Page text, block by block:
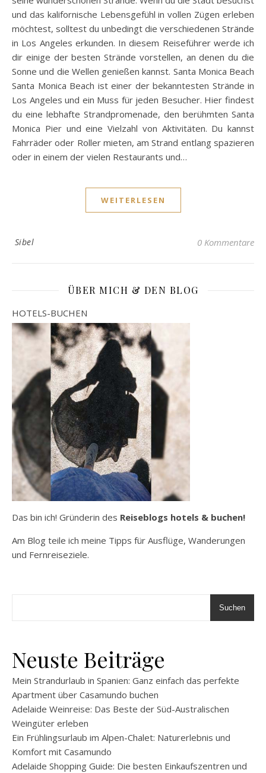
und das kalifornische Lebensgefühl in vollen Zügen erleben
möchtest, solltest du unbedingt die verschiedenen Strände
in Los Angeles erkunden. In diesem Reiseführer werde ich
dir einige der besten Strände vorstellen, an denen du die
Sonne und die Wellen genießen kannst. Santa Monica Beach
Santa Monica Beach ist einer der bekanntesten Strände in
Los Angeles und ein Muss für jeden Besucher. Hier findest
du eine lebhafte Strandpromenade, den berühmten Santa
Monica Pier und eine Vielzahl von Aktivitäten. Du kannst
Fahrräder oder Roller mieten, am Strand entlang spazieren
oder in einem der vielen Restaurants und…
WEITERLESEN
Sibel 0 Kommentare
ÜBER MICH & DEN BLOG
HOTELS-BUCHEN
Das bin ich! Gründerin des Reiseblogs hotels & buchen!
Am Blog teile ich meine Tipps für Ausflüge, Wanderungen
und Fernreiseziele.
Suchen
Neuste Beiträge
Mein Strandurlaub in Spanien: Ganz einfach das perfekte
Apartment über Casamundo buchen
Adelaide Weinreise: Das Beste der Süd-Australischen
Weingüter erleben
Ein Frühlingsurlaub im Alpen-Chalet: Naturerlebnis und
Komfort mit Casamundo
Adelaide Shopping Guide: Die besten Einkaufszentren und